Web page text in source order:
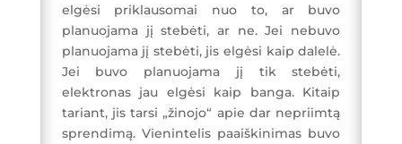
elgėsi priklausomai nuo to, ar buvo
planuojama jį stebėti, ar ne. Jei nebuvo
planuojama jį stebėti, jis elgėsi kaip dalelė.
Jei buvo planuojama jį tik stebėti,
elektronas jau elgėsi kaip banga. Kitaip
tariant, jis tarsi „žinojo“ apie dar nepriimtą
sprendimą. Vienintelis paaiškinimas buvo